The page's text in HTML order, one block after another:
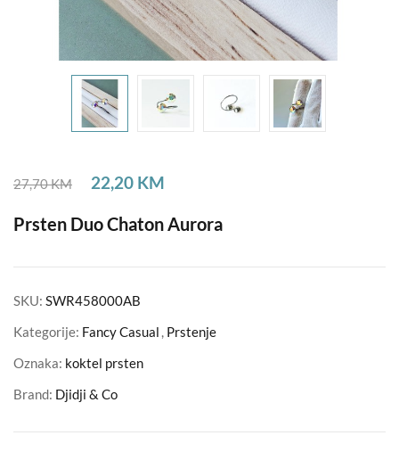
27,70KM 22,20 KM
Prsten Duo Chaton Aurora
SKU: SWR458000AB
Kategorije: Fancy Casual , Prstenje
Oznaka: koktel prsten
Brand: Djidji & Co